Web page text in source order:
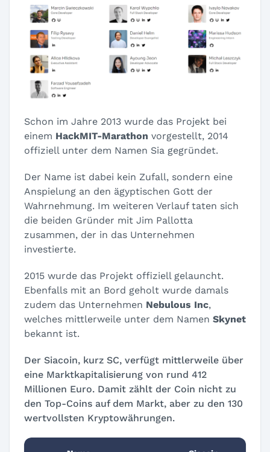
Schon im Jahre 2013 wurde das Projekt bei
einem HackMIT-Marathon vorgestellt, 2014
offiziell unter dem Namen Sia gegründet.
Der Name ist dabei kein Zufall, sondern eine
Anspielung an den ägyptischen Gott der
Wahrnehmung. Im weiteren Verlauf taten sich
die beiden Gründer mit Jim Pallotta
zusammen, der in das Unternehmen
investierte.
2015 wurde das Projekt offiziell gelauncht.
Ebenfalls mit an Bord geholt wurde damals
zudem das Unternehmen Nebulous Inc,
welches mittlerweile unter dem Namen Skynet
bekannt ist.
Der Siacoin, kurz SC, verfügt mittlerweile über
eine Marktkapitalisierung von rund 412
Millionen Euro. Damit zählt der Coin nicht zu
den Top-Coins auf dem Markt, aber zu den 130
wertvollsten Kryptowährungen.